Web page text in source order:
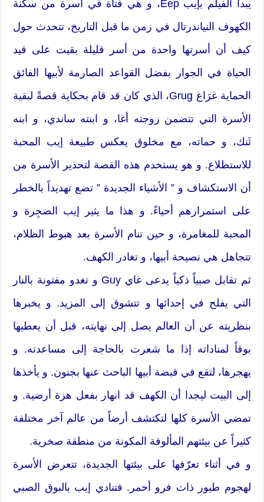
يبدأ الفيلم بإيب Eep، و هي فتاة في أسرة من سكنة
الكهوف النياندرتال في زمن ما قبل التاريخ، تتحدث حول
كيف أن أسرتها واحدة من أسر قليلة بقيت على قيد
الحياة في الجوار بفضل القواعد الصارمة لأبيها الفائق
الحماية غرَاغ Grug، الذي كان قد قام بحكاية قصةً لبقية
الأسرة التي تتضمن زوجته أغا، و ابنته ساندي، و ابنه
ثَنك، و حماته، مع مخلوق يعكس طبيعة إيب المحبة
للاستطلاع. و هو يستخدم هذه القصة لتحذير الأسرة من
أن الاستكشاف و ” الأشياء الجديدة ” تضع تهديداً بالخطر
على استمرارهم أحياءً. و هذا ما يثير إيب الضجِرة و
المحبة للمغامرة، و حين تنام الأسرة بعد هبوط الظلام،
تتجاهل هي نصيحة أبيها، و تغادر الكهف.
ثم تقابل صبياً ذكياً يدعى غاي Guy و تغدو مفتونة بالنار
التي يفلح في إحداثها و تتشوق إلى المزيد. و يخبرها
بنظريته عن أن العالم يصل إلى نهايته، قبل أن يعطيها
بوقاً لمناداته إذا ما شعرت بالحاجة إلى مساعدته. و
يهجرها، لتقع في قبضة أبيها الباحث عنها بجنون. و يأخذها
إلى البيت ليجدا أن الكهف قد انهار بفعل هزة أرضية. و
تمضي الأسرة كلها لتكتشف أرضاً من عالم آخر مختلفة
كثيراً عن بيئتهم المألوفة المكونة من منطقة صخرية.
و في أثناء تعرّفها على بيئتها الجديدة، تتعرض الأسرة
لهجوم طيور ذات فرو أحمر. فتنادي إيب بالبوق الصبي